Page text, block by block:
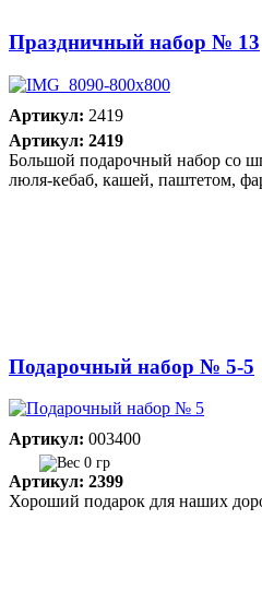
Праздничный набор № 13
Артикул: 2419
Артикул: 2419
Большой подарочный набор со
люля-кебаб, кашей, паштетом,
Подарочный набор № 5-5
Артикул: 003400
0 гр
Артикул: 2399
Хороший подарок для наших